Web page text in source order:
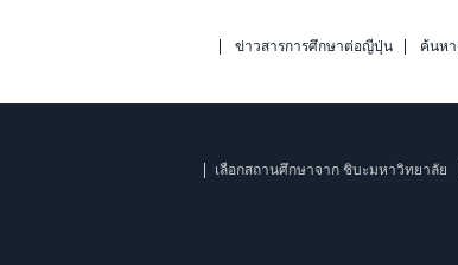
ข่าวสารการศึกษาต่อญี่ปุ่น ค้นห
เลือกสถานศึกษาจาก ชิบะมหาวิทยาลัย